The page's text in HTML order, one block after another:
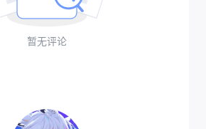
暂无评论